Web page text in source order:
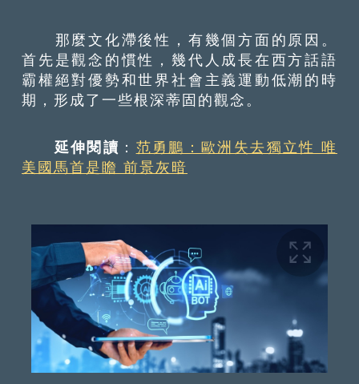
那麼文化滯後性，有幾個方面的原因。
首先是觀念的慣性，幾代人成長在西方話語
霸權絕對優勢和世界社會主義運動低潮的時
期，形成了一些根深蒂固的觀念。
延伸閱讀 ： 范勇鵬：歐洲失去獨立性 唯
美國馬首是瞻 前景灰暗